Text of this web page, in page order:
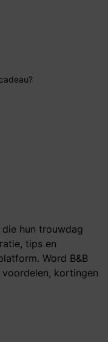
hun trouwdag
tips en
Word B&B
kortingen